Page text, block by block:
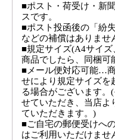
■ポスト・荷受け・新
スです。
■ポスト投函後の「紛
などの補償はありませ
■規定サイズ(A4サイ
商品でしたら、同梱可
■メール便対応可能…
せにより規定サイズを
る場合がございます。
せていただき、当店よ
ていただきます。)
■ご自宅の郵便受けへ
はご利用いただけませ